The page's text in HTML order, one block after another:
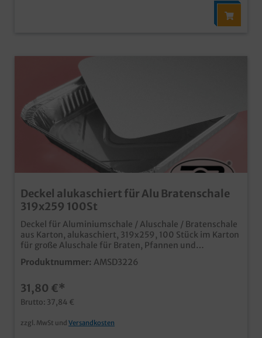
Deckel alukaschiert für Alu Bratenschale
319x259 100St
Deckel für Aluminiumschale / Aluschale / Bratenschale
aus Karton, alukaschiert, 319x259, 100 Stück im Karton
für große Aluschale für Braten, Pfannen und
Fleischgerichte wird durch umfalzen des Schalenrantes
fest und dicht verschlossen ideal für den Einsatz in
Produktnummer: AMSD3226
31,80 €*
Brutto: 37,84 €
zzgl. MwSt und Versandkosten